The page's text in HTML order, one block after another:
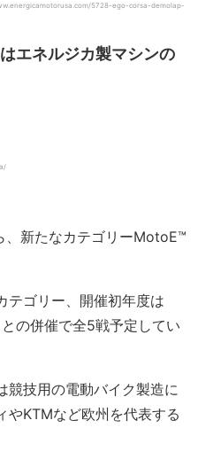
5728-ego-corsa-demolap-
エネルジカ製マシンの
新たなカテゴリーMotoE™️
テゴリー、開催初年度は
の併催で全5戦予定してい
競技用の電動バイク製造に
やKTMなど欧州を代表する